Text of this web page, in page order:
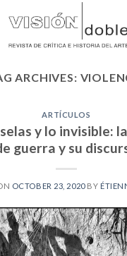
ARCHIVES:
ARTÍCULOS
y lo invisible:
guerra y su
OCTOBER 23, 2020BY